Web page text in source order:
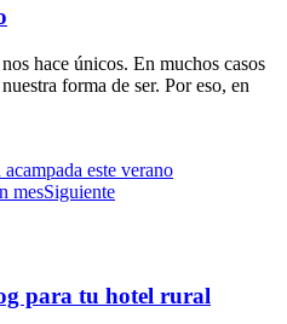
hace únicos. En muchos casos
forma de ser. Por eso, en
este verano
mesSiguiente
para tu hotel rural